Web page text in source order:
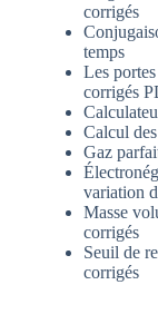
corrigés
temps
Les
corrigés
Calcul
Gaz
variation
Masse
corrigés
Seuil de
corrigés